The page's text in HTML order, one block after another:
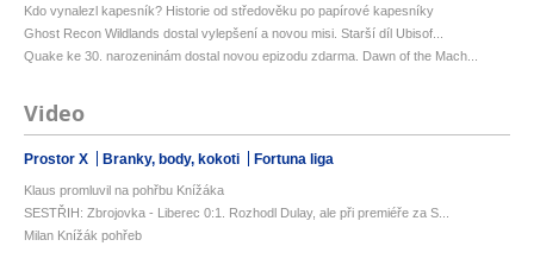
Kdo vynalezl kapesník? Historie od středověku po papírové kapesníky
Ghost Recon Wildlands dostal vylepšení a novou misi. Starší díl Ubisof...
Quake ke 30. narozeninám dostal novou epizodu zdarma. Dawn of the Mach...
Video
Prostor X Branky, body, kokoti Fortuna liga
Klaus promluvil na pohřbu Knížáka
SESTŘIH: Zbrojovka - Liberec 0:1. Rozhodl Dulay, ale při premiéře za S...
Milan Knížák pohřeb